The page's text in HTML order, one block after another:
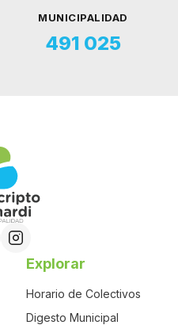
MUNICIPALIDAD
491 025
Explorar
Horario de Colectivos
Digesto Municipal